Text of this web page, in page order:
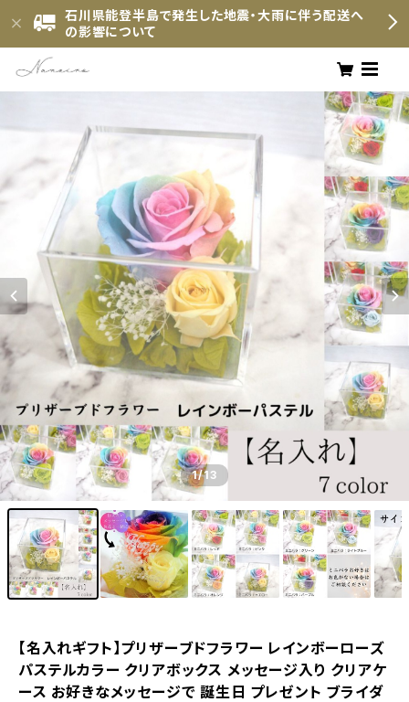
石川県能登半島で発生した地震・大雨に伴う配送へ
の影響について
1/13
【名入れギフト】プリザーブドフラワー レインボーローズ
パステルカラー クリアボックス メッセージ入り クリアケ
ース お好きなメッセージで 誕生日 プレゼント ブライダ